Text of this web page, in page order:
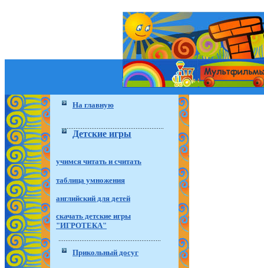
На главную
Детские игры
учимся читать и считать
таблица умножения
английский для детей
скачать детские игры
"ИГРОТЕКА"
Прикольный досуг